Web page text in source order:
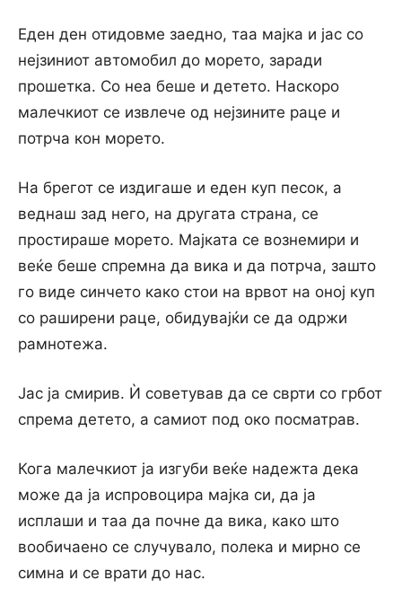
Еден ден отидовме заедно, таа мајка и јас со
нејзиниот автомобил до морето, заради
прошетка. Со неа беше и детето. Наскоро
малечкиот се извлече од нејзините раце и
потрча кон морето.
На брегот се издигаше и еден куп песок, а
веднаш зад него, на другата страна, се
простираше морето. Мајката се вознемири и
веќе беше спремна да вика и да потрча, зашто
го виде синчето како стои на врвот на оној куп
со раширени раце, обидувајќи се да одржи
рамнотежа.
Јас ја смирив. Ѝ советував да се сврти со грбот
спрема детето, а самиот под око посматрав.
Кога малечкиот ја изгуби веќе надежта дека
може да ја испровоцира мајка си, да ја
исплаши и таа да почне да вика, како што
вообичаено се случувало, полека и мирно се
симна и се врати до нас.